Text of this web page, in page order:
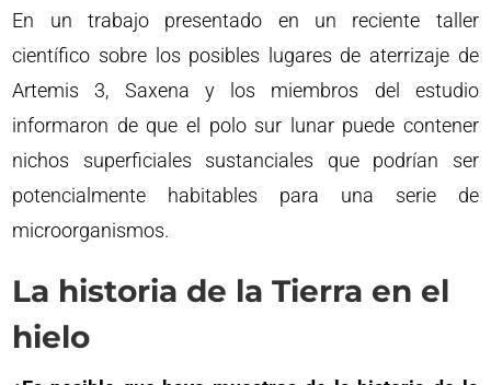
En un trabajo presentado en un reciente taller
científico sobre los posibles lugares de aterrizaje de
Artemis 3, Saxena y los miembros del estudio
informaron de que el polo sur lunar puede contener
nichos superficiales sustanciales que podrían ser
potencialmente habitables para una serie de
microorganismos.
La historia de la Tierra en el
hielo